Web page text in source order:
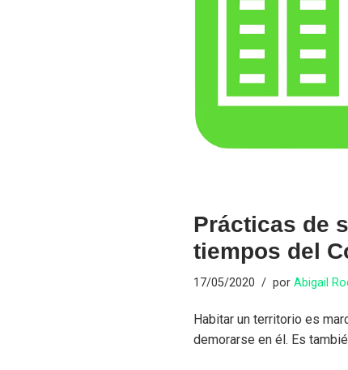
Prácticas de
tiempos del
17/05/2020 por Abigail
Habitar un territorio es
demorarse en él. Es